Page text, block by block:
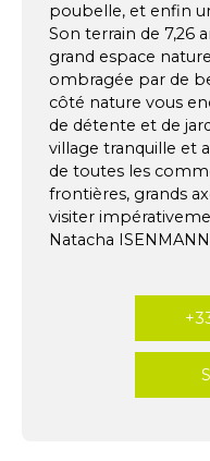
poubelle, et enfin
Son terrain de 7,26
grand espace
ombragée par de
côté nature vous
de détente et de
village tranquille et
de toutes les
frontières, grands
visiter
Natacha